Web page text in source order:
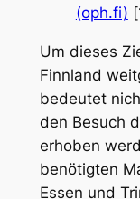
(oph.fi)
Um dieses
Finnland
bedeutet
den Besuch
erhoben
benötigten
Essen und